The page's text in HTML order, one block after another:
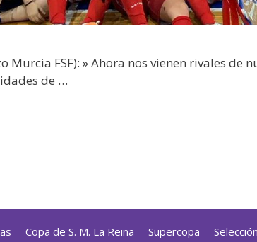
Murcia FSF): » Ahora nos vienen rivales
de …
Copa de S. M. La Reina Supercopa Selección